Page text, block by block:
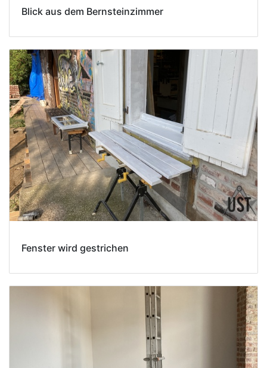
Blick aus dem Bernsteinzimmer
Fenster wird gestrichen